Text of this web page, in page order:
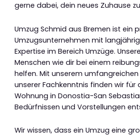
gerne dabei, dein neues Zuhause
Umzug Schmid aus Bremen ist ein
Umzugsunternehmen mit
Expertise im Bereich Umzüge.
Menschen wie dir bei einem
helfen. Mit unserem umfangreichen
unserer Fachkenntnis finden wir für
Wohnung in Donostia-San
Bedürfnissen und Vorstellungen
Wir wissen, dass ein Umzug eine